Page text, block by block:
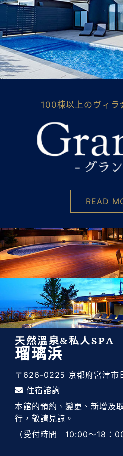
100棟以上のヴィラ
READ
天然溫泉&私人SPA
瑠璃浜
〒626-0225 京都府宮津市
住宿諮詢
本館的預約、變更、新增及
行，敬請見諒。
（受付時間 10:00～18：00